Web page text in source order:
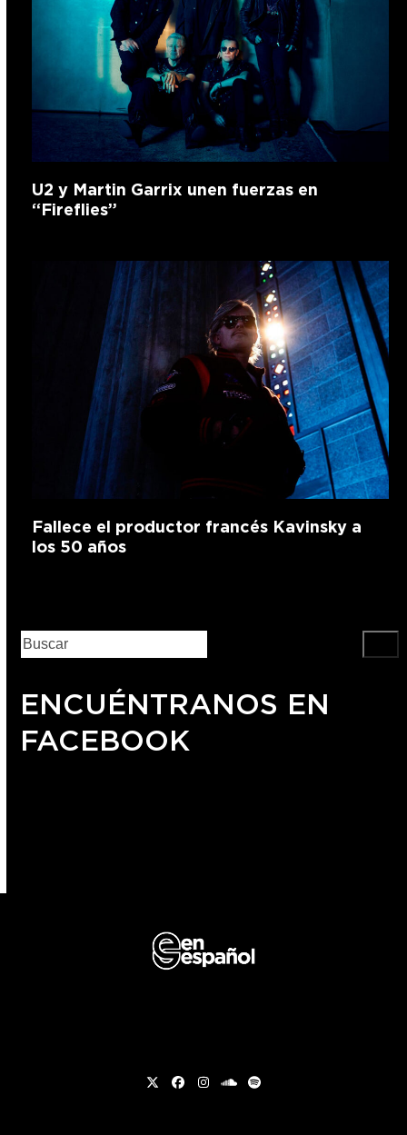
U2 y Martin Garrix unen fuerzas en
“Fireflies”
Fallece el productor francés Kavinsky a
los 50 años
ENCUÉNTRANOS EN
FACEBOOK
TwitterFacebook
Instagram
soundcloud
Spotify